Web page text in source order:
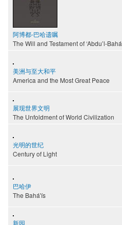
阿博都-巴哈遗嘱
The Will and Testament of ‘Abdu’l-Bahá
美洲与至大和平
America and the Most Great Peace
展现世界文明
The Unfoldment of World Civilization
光明的世纪
Century of Light
巴哈伊
The Bahá'ís
新园